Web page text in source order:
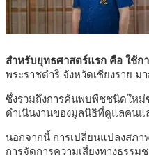
สำหรับยุทธศาสตร์แรก คือ ใช้
พระราชดำริ จังหวัดเชียงราย
ซึ่งรวมถึงการค้นพบพืชชนิดใหม่
ดำเนินงานของมูลนิธิที่ดูแลคน
นอกจากนี้ การเปลี่ยนแปลงสภ
การจัดการความเสี่ยงทางธรร